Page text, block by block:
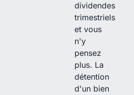
dividendes
trimestriels
et vous
n'y
pensez
plus. La
détention
d'un bien